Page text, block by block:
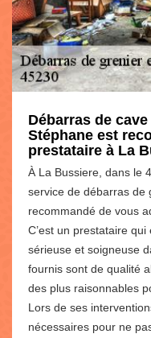
Débarras de
Stéphane est
prestataire à La
À La Bussiere, dans le
service de débarras de
recommandé de vous
C’est un prestataire
sérieuse et soigneuse
fournis sont de qualité
des plus raisonnables
Lors de ses
nécessaires pour ne